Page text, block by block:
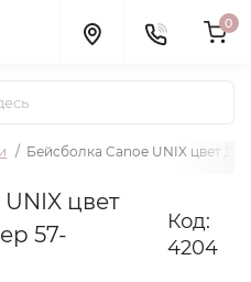
0
Бейсболка Canoe UNIX цвет
цвет
57-
Код:
4204